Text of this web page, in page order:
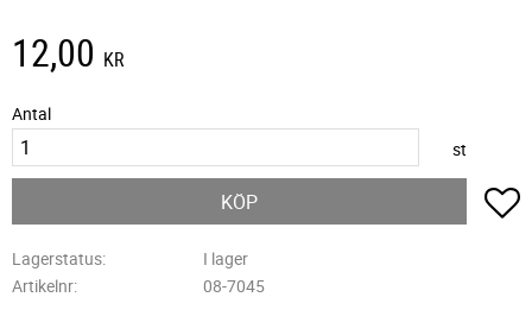
12,00 KR
Antal
st
KÖP
Lagerstatus
I lager
Artikelnr
08-7045